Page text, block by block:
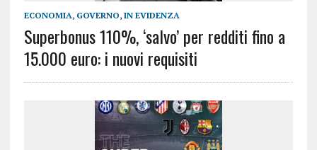
ECONOMIA, GOVERNO, IN EVIDENZA
Superbonus 110%, ‘salvo’ per redditi fino a
15.000 euro: i nuovi requisiti